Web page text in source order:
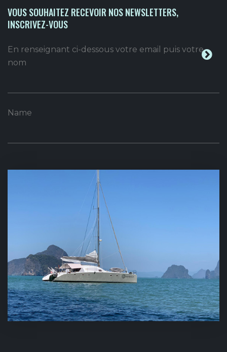
VOUS SOUHAITEZ RECEVOIR NOS NEWSLETTERS,
INSCRIVEZ-VOUS
En renseignant ci-dessous votre email puis votre
nom
Name